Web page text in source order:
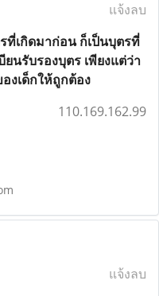
แจ้งลบ
ที่เกิดมาก่อน ก็เป็นบุตรที่
นรับรองบุตร เพียงแต่ว่า
งเด็กให้ถูกต้อง
110.169.162.99
แจ้งลบ